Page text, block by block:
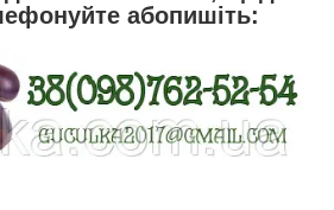
абопишіть: